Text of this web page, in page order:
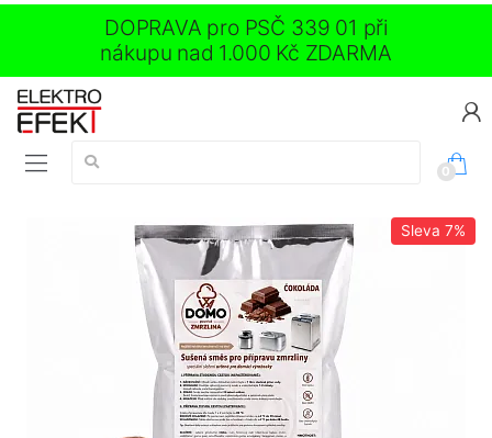
DOPRAVA pro PSČ 339 01 při
nákupu nad 1.000 Kč ZDARMA
Vyhledávání:
0
Sleva 7%